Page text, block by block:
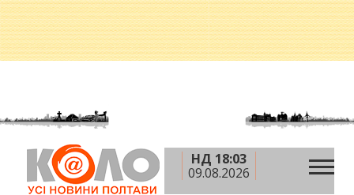
НД 18:03
09.08.2026
Головна » 2011 рік » січень »19 січня
Календар